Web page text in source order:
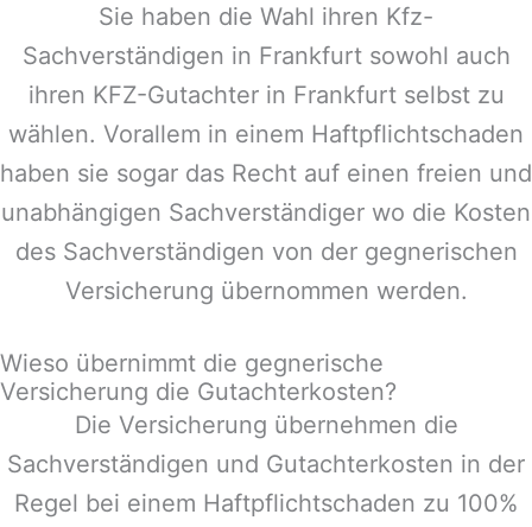
Sie haben die Wahl ihren Kfz-
Sachverständigen in Frankfurtsowohl auch
ihren KFZ-Gutachter in Frankfurtselbst zu
wählen. Vorallem in einem Haftpflichtschaden
haben sie sogar das Recht auf einen freien und
unabhängigen Sachverständiger wo die Kosten
des Sachverständigen von der gegnerischen
Versicherung übernommen werden.
Wieso übernimmt die gegnerische
Versicherung die Gutachterkosten?
Die Versicherung übernehmen die
Sachverständigen und Gutachterkosten in der
Regel bei einem Haftpflichtschaden zu 100%